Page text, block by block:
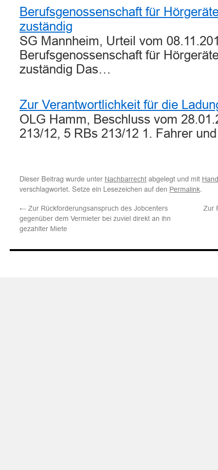
Berufsgenossenschaft für
zuständig
SG Mannheim, Urteil vom
Berufsgenossenschaft für
zuständig Das…
Zur Verantwortlichkeit für die
OLG Hamm, Beschluss vom
213/12, 5 RBs 213/12 1. Fahrer
Dieser Beitrag wurde unter Nachbarrecht abgelegt und mit
verschlagwortet. Setze ein Lesezeichen auf den Permalink.
← Zur Rückforderungsanspruch des Jobcenters
gegenüber dem Vermieter bei zuviel direkt an ihn
gezahlter Miete
Zur